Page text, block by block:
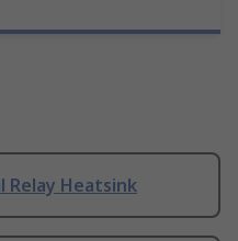
Relay Heatsink